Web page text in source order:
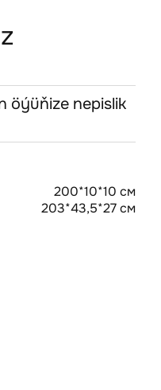
öýüňize nepislik
200*10*10 см
203*43,5*27 см